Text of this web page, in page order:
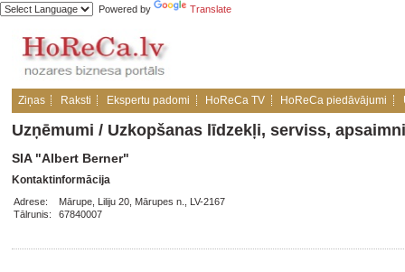
Powered by Translate
Ziņas Raksti Ekspertu padomi HoReCa TV HoReCa piedāvājumi
Uzņēmumi / Uzkopšanas līdzekļi, serviss,
SIA "Albert Berner"
Kontaktinformācija
Adrese:
Mārupe, Liliju 20, Mārupes n., LV-2167
Tālrunis:
67840007